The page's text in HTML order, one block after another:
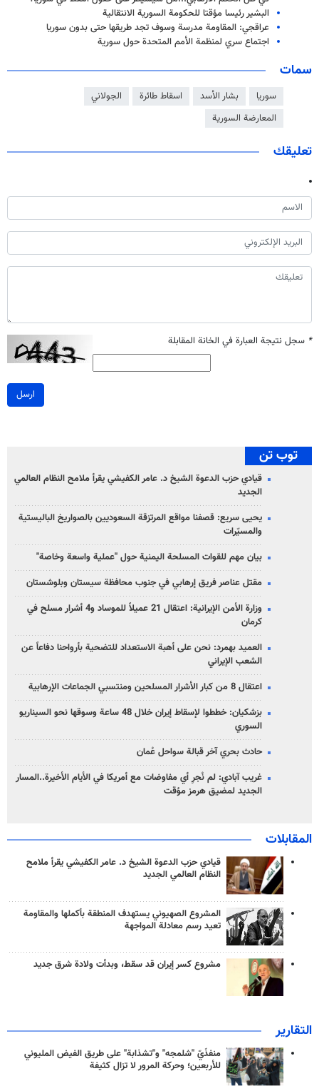
البشير رئيسا مؤقتا للحكومة السورية الانتقالية
عراقجي: المقاومة مدرسة وسوف تجد طريقها حتى بدون سوريا
اجتماع سري لمنظمة الأمم المتحدة حول سورية
سمات
سوريا بشار الأسد اسقاط طائرة
الجولاني
المعارضة السورية
تعليقك
* سجل نتيجة العبارة في الخانة المقابلة
ارسل
توب تن
قيادي حزب الدعوة الشيخ د. عامر الكفيشي يقرأ ملامح النظام العالمي
الجديد
يحيى سريع: قصفنا مواقع المرتزقة السعوديين بالصواريخ الباليستية
والمسيّرات
بيان مهم للقوات المسلحة اليمنية حول "عملية واسعة وخاصة"
مقتل عناصر فريق إرهابي في جنوب محافظة سيستان وبلوشستان
وزارة الأمن الإيرانية: اعتقال 21 عميلاً للموساد و4 أشرار مسلح في
كرمان
العميد بهمرد: نحن على أهبة الاستعداد للتضحية بأرواحنا دفاعاً عن
الشعب الإيراني
اعتقال 8 من كبار الأشرار المسلحين ومنتسبي الجماعات الإرهابية
بزشكيان: خططوا لإسقاط إيران خلال 48 ساعة وسوقها نحو السيناريو
السوري
حادث بحري آخر قبالة سواحل عُمان
غريب آبادي: لم نُجرِ أي مفاوضات مع أمريكا في الأيام الأخيرة..المسار
الجديد لمضيق هرمز مؤقت
المقابلات
قيادي حزب الدعوة الشيخ د. عامر الكفيشي يقرأ ملامح
النظام العالمي الجديد
المشروع الصهيوني يستهدف المنطقة بأكملها والمقاومة
تعيد رسم معادلة المواجهة
مشروع كسر إيران قد سقط، وبدأت ولادة شرق جديد
التقارير
منفذَيّ "شلمجه" و"تشذابة" على طريق الفيض المليوني
للأربعين؛ وحركة المرور لا تزال كثيفة